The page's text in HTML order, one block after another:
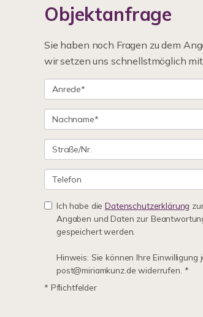
Objektanfrage
Sie haben noch Fragen zu dem
wir setzen uns schnellstmöglich
Ich habe dieDatenschutzerklärung
Angaben und Daten zur
gespeichert werden.
Hinweis: Sie können Ihre
post@miriamkunz.de widerrufen. *
* Pflichtfelder